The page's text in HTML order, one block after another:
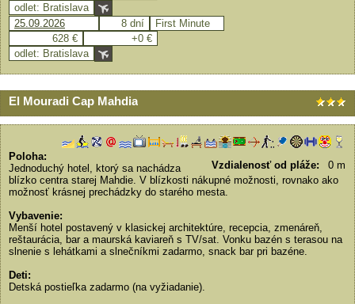
odlet: Bratislava
25.09.2026
8 dní
First Minute
628 €
+0 €
odlet: Bratislava
El Mouradi Cap Mahdia
Vzdialenosť od pláže: 0 m
Poloha:
Jednoduchý hotel, ktorý sa nachádza
blízko centra starej Mahdie. V blízkosti nákupné možnosti, rovnako ako
možnosť krásnej prechádzky do starého mesta.
Vybavenie:
Menší hotel postavený v klasickej architektúre, recepcia, zmenáreň,
reštaurácia, bar a maurská kaviareň s TV/sat. Vonku bazén s terasou na
slnenie s lehátkami a slnečníkmi zadarmo, snack bar pri bazéne.
Deti:
Detská postieľka zadarmo (na vyžiadanie).